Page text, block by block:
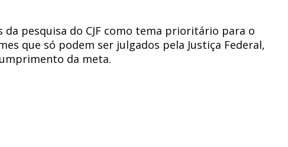
pesquisa do CJF como tema prioritário para o
que só podem ser julgados pela Justiça Federal,
da meta.